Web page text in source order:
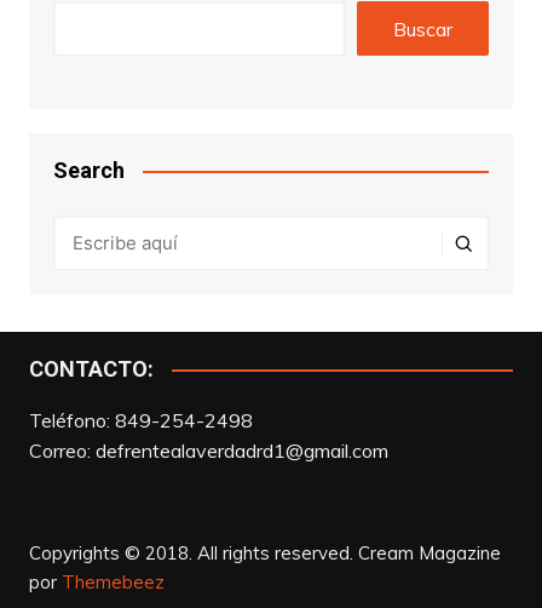
Buscar
Search
CONTACTO:
Teléfono: 849-254-2498
Correo: defrentealaverdadrd1@gmail.com
Copyrights © 2018. All rights reserved. Cream Magazine
por Themebeez